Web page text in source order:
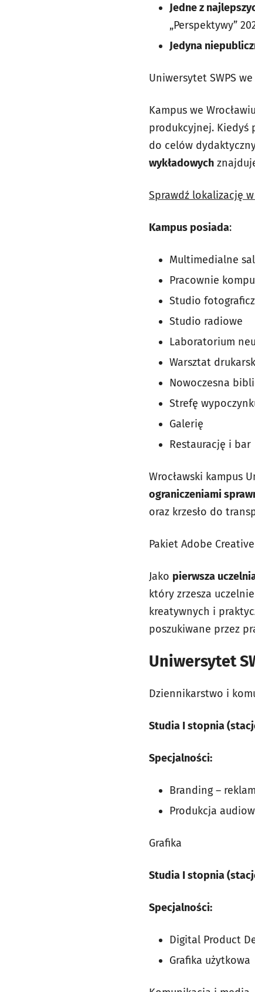
Jedne z
„Perspektywy”
Jedyna
Uniwersytet SWPS we
Kampus we
produkcyjnej. Kiedyś
do celów
wykładowych
Sprawdź lokalizację
Kampus posiada:
Multimedialne
Pracownie
Studio
Studio radiowe
Laboratorium
Warsztat
Nowoczesna
Strefę
Galerię
Restaurację i bar
Wrocławski kampus
ograniczeniami
oraz krzesło do
Pakiet Adobe
Jako pierwsza
który zrzesza
kreatywnych i
poszukiwane przez
Uniwersytet
Dziennikarstwo i
Studia I stopnia
Specjalności:
Branding –
Produkcja
Grafika
Studia I stopnia
Specjalności:
Digital Product
Grafika użytkowa